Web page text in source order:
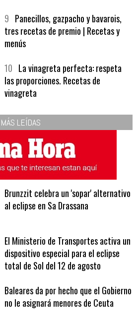
9Panecillos, gazpacho y bavarois,
tres recetas de premio | Recetas y
menús
10La vinagreta perfecta: respeta
las proporciones. Recetas de
vinagreta
MÁS LEÍDAS
Brunzzit celebra un 'sopar' alternativo
El Ministerio de Transportes activa un
dispositivo especial para el eclipse
total de Sol del 12 de agosto
Baleares da por hecho que el Gobierno